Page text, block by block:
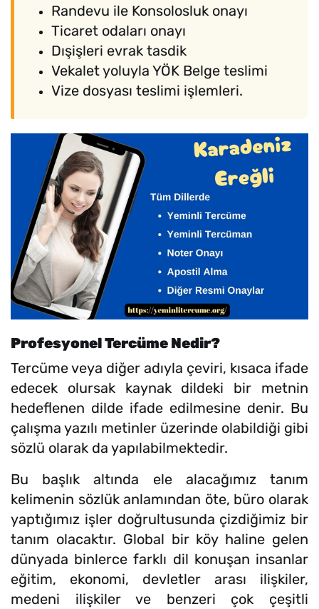
Randevu ile Konsolosluk onayı
Ticaret odaları onayı
Dışişleri evrak tasdik
Vekalet yoluyla YÖK Belge teslimi
Vize dosyası teslimi işlemleri.
Profesyonel Tercüme Nedir?
Tercüme veya diğer adıyla çeviri, kısaca ifade
edecek olursak kaynak dildeki bir metnin
hedeflenen dilde ifade edilmesine denir. Bu
çalışma yazılı metinler üzerinde olabildiği gibi
sözlü olarak da yapılabilmektedir.
Bu başlık altında ele alacağımız tanım
kelimenin sözlük anlamından öte, büro olarak
yaptığımız işler doğrultusunda çizdiğimiz bir
tanım olacaktır. Global bir köy haline gelen
dünyada binlerce farklı dil konuşan insanlar
eğitim, ekonomi, devletler arası ilişkiler,
medeni ilişkiler ve benzeri çok çeşitli